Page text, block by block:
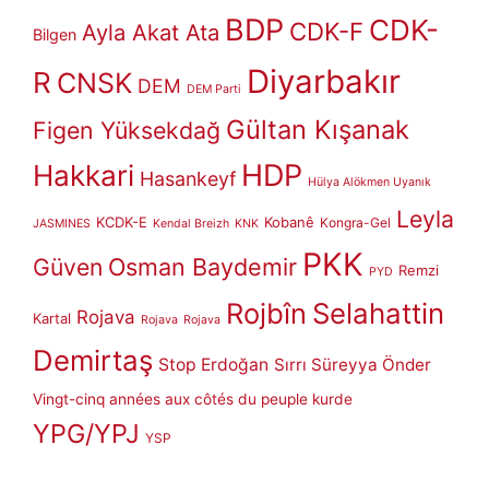
Bilgen Ayla Akat Ata BDP CDK-F CDK-
R CNSK DEM DEM Parti Diyarbakır
Figen Yüksekdağ Gültan Kışanak
Hakkari Hasankeyf HDP Hülya Alökmen Uyanık
JASMINES KCDK-E Kendal Breizh KNK Kobanê Kongra-Gel Leyla
Güven Osman Baydemir PKK PYD Remzi
Kartal Rojava Rojava Rojava Rojbîn Selahattin
Demirtaş Stop Erdoğan Sırrı Süreyya Önder
Vingt-cinq années aux côtés du peuple kurde
YPG/YPJ YSP